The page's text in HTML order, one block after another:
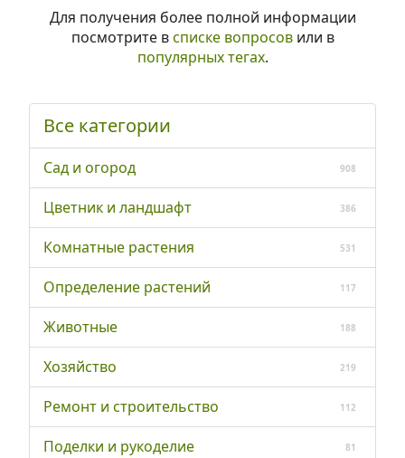
Для получения более полной информации
посмотрите всписке вопросовили в
популярных тегах.
Все категории
Сад и огород 908
Цветник и ландшафт 386
Комнатные растения 531
Определение растений 117
Животные 188
Хозяйство 219
Ремонт и строительство 112
Поделки и рукоделие 81